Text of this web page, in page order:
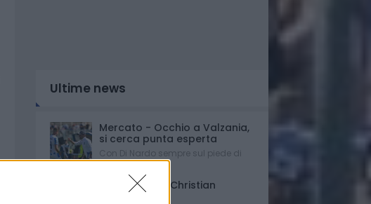
Ultime news
Mercato - Occhio a Valzania,
si cerca punta esperta
Con Di Nardo sempre sul piede di
partenza...
Triennale per Christian
D'Errico